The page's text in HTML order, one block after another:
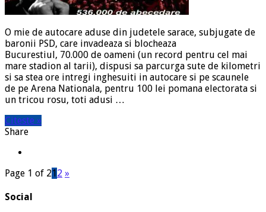
O mie de autocare aduse din judetele sarace, subjugate de
baronii PSD, care invadeaza si blocheaza
Bucurestiul, 70.000 de oameni (un record pentru cel mai
mare stadion al tarii), dispusi sa parcurga sute de kilometri
si sa stea ore intregi inghesuiti in autocare si pe scaunele
de pe Arena Nationala, pentru 100 lei pomana electorata si
un tricou rosu, toti adusi …
Citeste »
Share
Page 1 of 21 2 »
Social